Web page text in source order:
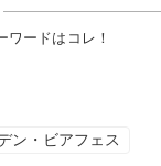
ードはコレ！
ン・ビアフェス